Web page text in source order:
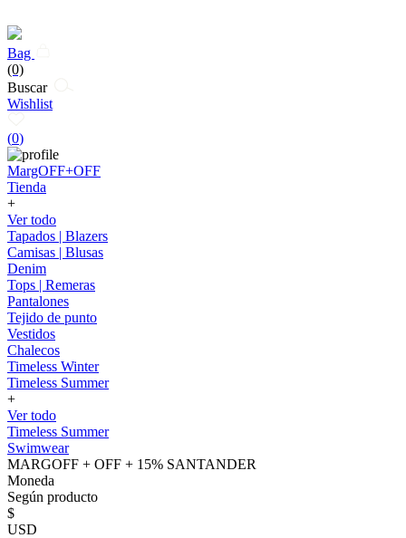
Bag
(0)
Buscar
Wishlist
(0)
MargOFF+OFF
Tienda
+
Ver todo
Tapados | Blazers
Camisas | Blusas
Denim
Tops | Remeras
Pantalones
Tejido de punto
Vestidos
Chalecos
Timeless Winter
Timeless Summer
+
Ver todo
Timeless Summer
Swimwear
MARGOFF + OFF + 15% SANTANDER
Moneda
Según producto
$
USD